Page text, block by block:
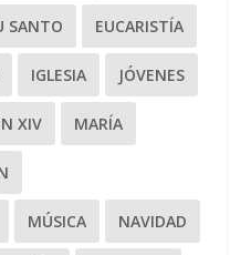
SANTO EUCARISTÍA
IGLESIA JÓVENES
XIV MARÍA
MÚSICA NAVIDAD